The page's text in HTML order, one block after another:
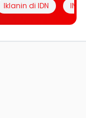
Iklanin di IDN